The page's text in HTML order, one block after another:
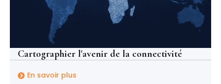
Cartographier l'avenir de la connectivité
En savoir plus